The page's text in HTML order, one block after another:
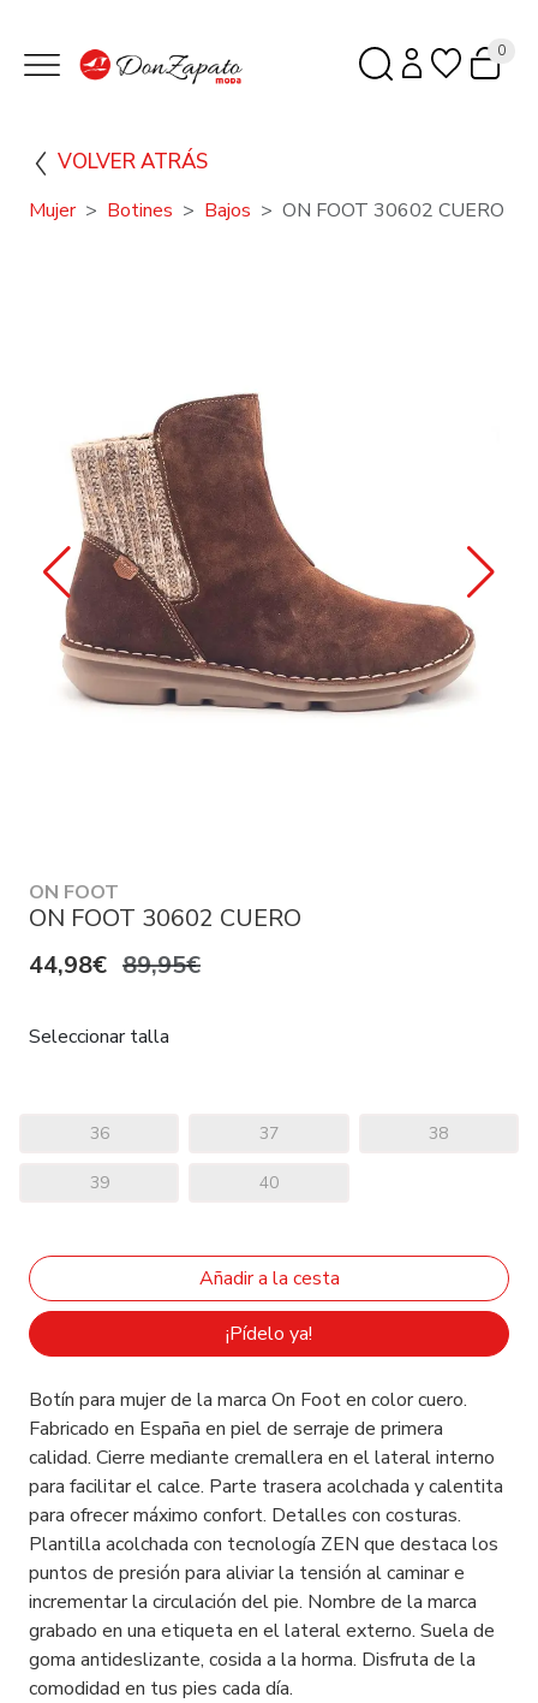
0
VOLVER ATRÁS
Mujer Botines Bajos ON FOOT 30602 CUERO
ON FOOT
ON FOOT 30602 CUERO
44,98€ 89,95€
Seleccionar talla
36 37 38
39 40
¡Pídelo ya!
Botín para mujer de la marca On Foot en color cuero.
Fabricado en España en piel de serraje de primera
calidad. Cierre mediante cremallera en el lateral interno
para facilitar el calce. Parte trasera acolchada y calentita
para ofrecer máximo confort. Detalles con costuras.
Plantilla acolchada con tecnología ZEN que destaca los
puntos de presión para aliviar la tensión al caminar e
incrementar la circulación del pie. Nombre de la marca
grabado en una etiqueta en el lateral externo. Suela de
goma antideslizante, cosida a la horma. Disfruta de la
comodidad en tus pies cada día.